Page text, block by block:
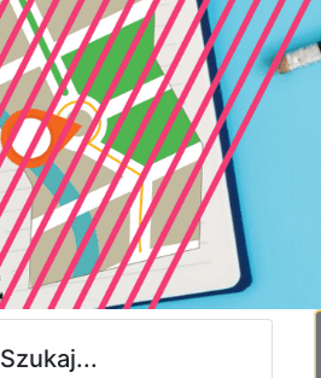
Szukaj...